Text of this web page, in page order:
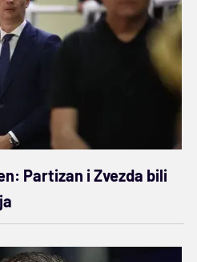
Partizan i Zvezda bili